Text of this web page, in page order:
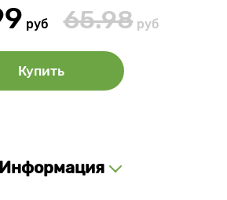
руб 65.98 руб
Купить
Информация